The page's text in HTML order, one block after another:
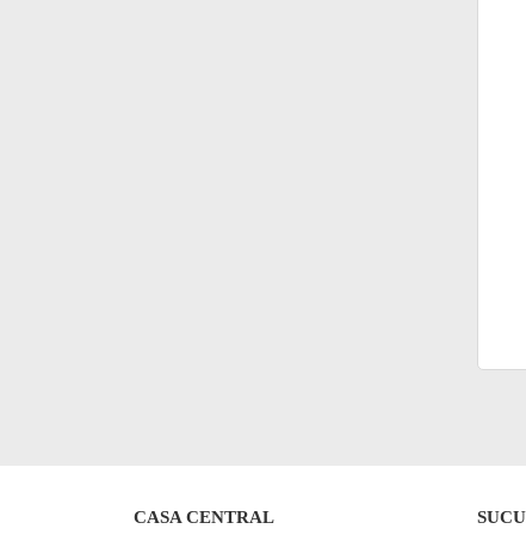
CASA CENTRAL